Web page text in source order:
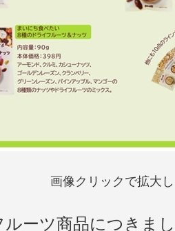
画像クリックで拡大
ルーツ商品につきま